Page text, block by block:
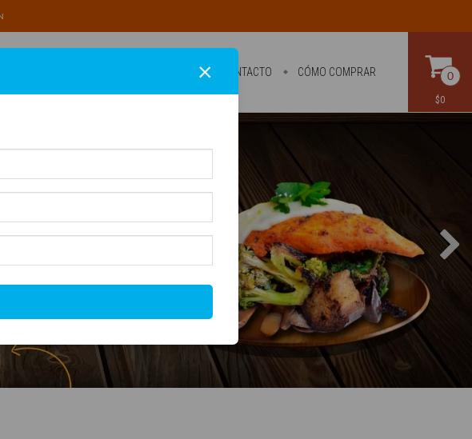
CONTACTO CÓMO COMPRAR 0
$0
×